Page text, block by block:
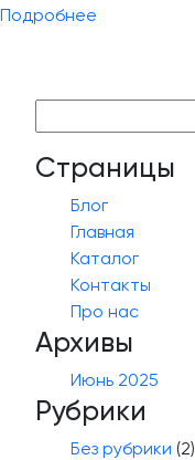
Подробнее
Страницы
Блог
Главная
Каталог
Контакты
Про нас
Архивы
Июнь 2025
Рубрики
Без рубрики (2)